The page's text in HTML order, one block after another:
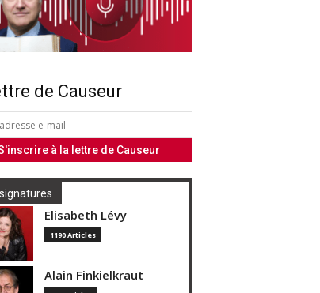
de Causeur
Elisabeth Lévy
1190 Articles
Alain Finkielkraut